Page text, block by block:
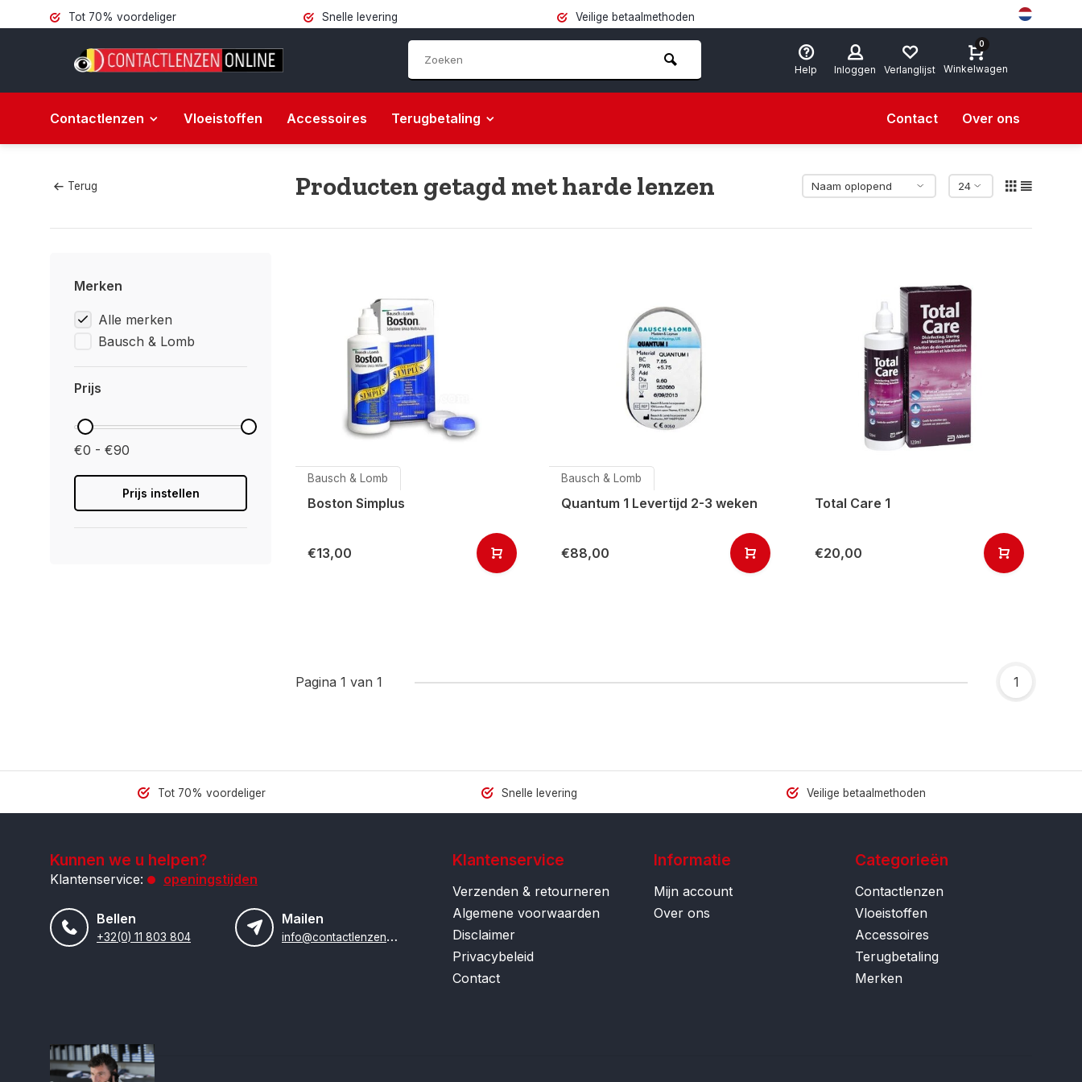
Tot 70% voordeliger Snelle levering Veilige betaalmethoden
Help Inloggen Verlanglijst
0
Winkelwagen
Contactlenzen Vloeistoffen Accessoires Terugbetaling Contact Over ons
Terug Producten getagd met harde lenzen
Merken
Alle merken
Bausch & Lomb
Prijs
€0 - €90
Prijs instellen
Bausch & Lomb
Boston Simplus
€13,00
Bausch & Lomb
Quantum 1 Levertijd 2-3 weken
€88,00
Total Care 1
€20,00
Pagina 1 van 1 1
Tot 70% voordeliger Snelle levering Veilige betaalmethoden
Kunnen we u helpen?
Klantenservice: openingstijden
Bellen
+32(0) 11 803 804
Mailen
i
nfo@contactlenzenonline.be
Klantenservice
Verzenden & retourneren
Algemene voorwaarden
Disclaimer
Privacybeleid
Contact
Informatie
Mijn account
Over ons
Categorieën
Contactlenzen
Vloeistoffen
Accessoires
Terugbetaling
Merken